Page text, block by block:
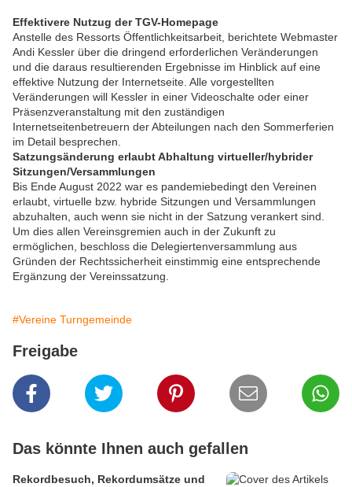
Effektivere Nutzug der TGV-Homepage
Anstelle des Ressorts Öffentlichkeitsarbeit, berichtete Webmaster
Andi Kessler über die dringend erforderlichen Veränderungen
und die daraus resultierenden Ergebnisse im Hinblick auf eine
effektive Nutzung der Internetseite. Alle vorgestellten
Veränderungen will Kessler in einer Videoschalte oder einer
Präsenzveranstaltung mit den zuständigen
Internetseitenbetreuern der Abteilungen nach den Sommerferien
im Detail besprechen.
Satzungsänderung erlaubt Abhaltung virtueller/hybrider
Sitzungen/Versammlungen
Bis Ende August 2022 war es pandemiebedingt den Vereinen
erlaubt, virtuelle bzw. hybride Sitzungen und Versammlungen
abzuhalten, auch wenn sie nicht in der Satzung verankert sind.
Um dies allen Vereinsgremien auch in der Zukunft zu
ermöglichen, beschloss die Delegiertenversammlung aus
Gründen der Rechtssicherheit einstimmig eine entsprechende
Ergänzung der Vereinssatzung.
#Vereine Turngemeinde
Freigabe
Das könnte Ihnen auch gefallen
Rekordbesuch, Rekordumsätze und